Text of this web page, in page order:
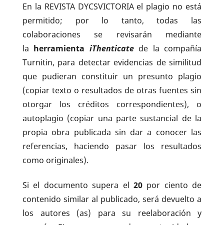
En la REVISTA DYCSVICTORIA el plagio no está
permitido; por lo tanto, todas las
colaboraciones se revisarán mediante
la herramienta iThenticate de la compañía
Turnitin, para detectar evidencias de similitud
que pudieran constituir un presunto plagio
(copiar texto o resultados de otras fuentes sin
otorgar los créditos correspondientes), o
autoplagio (copiar una parte sustancial de la
propia obra publicada sin dar a conocer las
referencias, haciendo pasar los resultados
como originales).
Si el documento supera el 20por ciento de
contenido similar al publicado, será devuelto a
los autores (as) para su reelaboración y